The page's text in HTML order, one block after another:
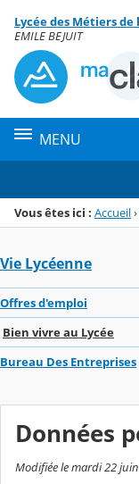
Menu de la
Contenu
Lycée des Métiers
EMILE BEJUIT
MENU
Vous êtes ici : Accueil›
Vie Lycéenne
Offres d'emploi
Bien vivre au Lycée
Bureau Des Entreprises
Données
Modifiée le mardi 22